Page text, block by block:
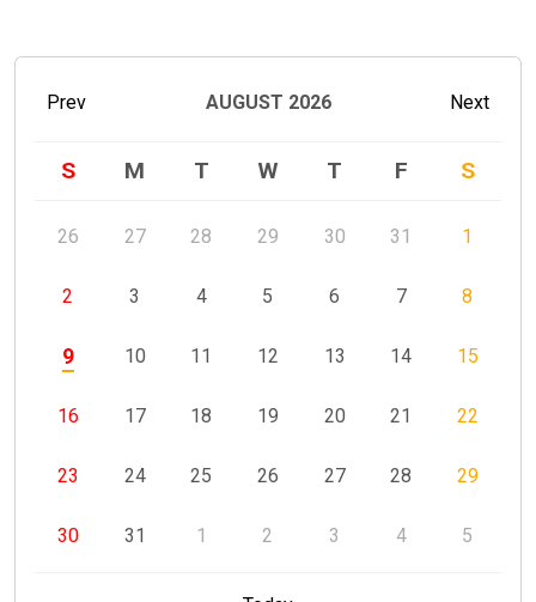
Prev AUGUST 2026 Next
S M T W T F S
26 27 28 29 30 31 1
2 3 4 5 6 7 8
9 10 11 12 13 14 15
16 17 18 19 20 21 22
23 24 25 26 27 28 29
30 31 1 2 3 4 5